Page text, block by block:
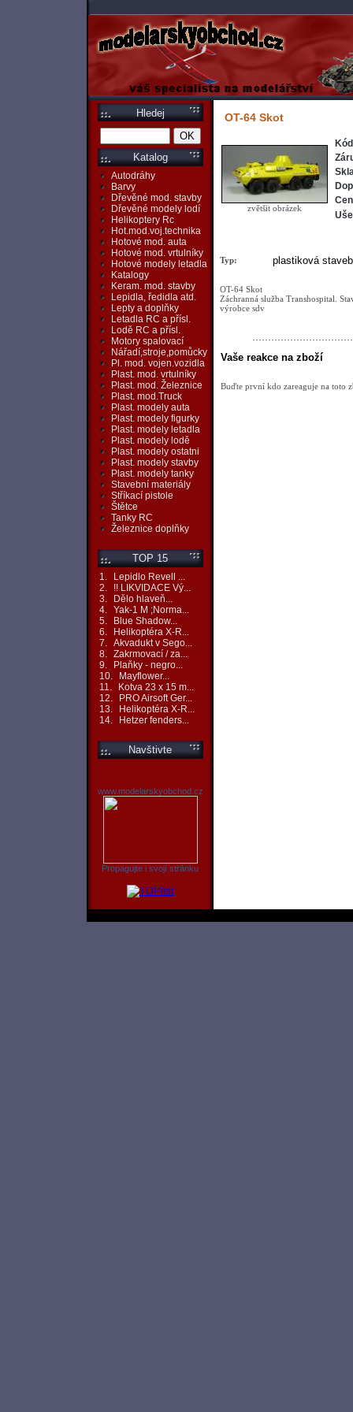
Hledej
Katalog
Autodráhy
Barvy
Dřevěné mod. stavby
Dřevěné modely lodí
Helikoptery Rc
Hot.mod.voj.technika
Hotové mod. auta
Hotové mod. vrtulníky
Hotové modely letadla
Katalogy
Keram. mod. stavby
Lepidla, ředidla atd.
Lepty a doplňky
Letadla RC a přísl.
Lodě RC a přísl.
Motory spalovací
Nářadí,stroje,pomůcky
Pl. mod. vojen.vozidla
Plast. mod. vrtulníky
Plast. mod. Železnice
Plast. mod.Truck
Plast. modely auta
Plast. modely figurky
Plast. modely letadla
Plast. modely lodě
Plast. modely ostatni
Plast. modely stavby
Plast. modely tanky
Stavební materiály
Stříkací pistole
Štětce
Tanky RC
Železnice doplňky
TOP 15
1.
Lepidlo Revell ...
2.
!! LIKVIDACE Vý...
3.
Dělo hlaveň...
4. Yak-1 M ;Norma...
5.
Blue Shadow...
6.
Helikoptéra X-R...
7. Akvadukt v Sego...
8. Zakrmovací / za...
9.
Plaňky - negro...
10.
Mayflower...
11.
Kotva 23 x 15 m...
12.
PRO Airsoft Ger...
13.
Helikoptéra X-R...
14.
Hetzer fenders...
Navštivte
www.modelarskyobchod.cz
Propagujte i svojí stránku
OT-64 Skot
zvětšit obrázek
Typ: plastiková
OT-64 Skot
Záchranná služba Transhospital.
výrobce sdv
Vaše reakce na zboží
Buďte první kdo zareaguje na toto